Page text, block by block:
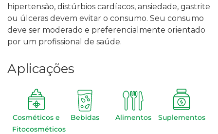
hipertensão, distúrbios cardíacos, ansiedade, gastrite
ou úlceras devem evitar o consumo. Seu consumo
deve ser moderado e preferencialmente orientado
por um profissional de saúde.
Aplicações
Cosméticos e
Fitocosméticos
Bebidas Alimentos Suplementos